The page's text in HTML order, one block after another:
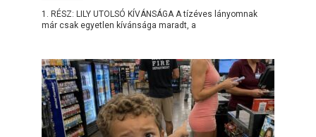
1. RÉSZ: LILY UTOLSÓ KÍVÁNSÁGA A tízéves lányomnak
már csak egyetlen kívánsága maradt, a